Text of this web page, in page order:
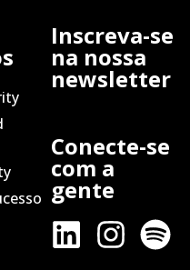
Inscreva-se
na nossa
newsletter
Conecte-se
com a
gente